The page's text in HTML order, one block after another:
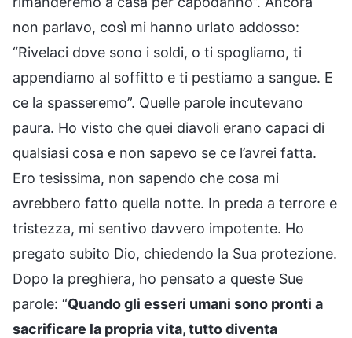
non parlavo, così mi hanno urlato addosso:
“Rivelaci dove sono i soldi, o ti spogliamo, ti
appendiamo al soffitto e ti pestiamo a sangue. E
ce la spasseremo”. Quelle parole incutevano
paura. Ho visto che quei diavoli erano capaci di
qualsiasi cosa e non sapevo se ce l’avrei fatta.
Ero tesissima, non sapendo che cosa mi
avrebbero fatto quella notte. In preda a terrore e
tristezza, mi sentivo davvero impotente. Ho
pregato subito Dio, chiedendo la Sua protezione.
Dopo la preghiera, ho pensato a queste Sue
parole: “Quando gli esseri umani sono pronti a
sacrificare la propria vita, tutto diventa